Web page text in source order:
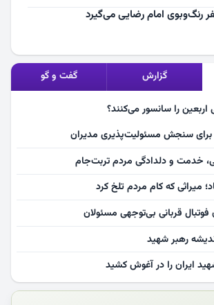
رنگ‌وبوی امام رضایی می‌گیرد
گزارش گفت و گو
اربعین را سانسور می‌کنند؟
برای سنجش مسئولیت‌پذیری مدیران
خدمت و دلدادگی مردم تربت‌جام
میراثی که کام مردم تلخ کرد
قربانی بی‌توجهی مسئولان
رهبر شهید
ایران را در آغوش کشید